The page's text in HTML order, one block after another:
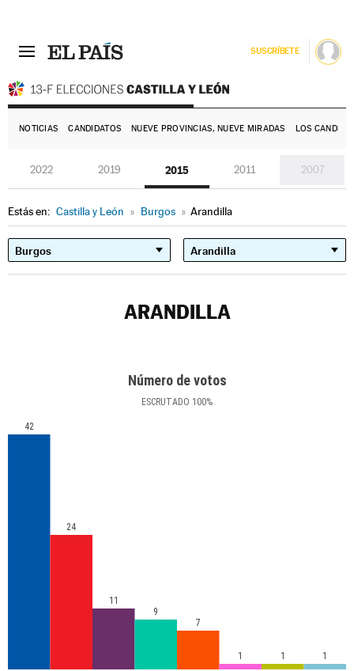
SUSCRÍBETE
NOTICIAS CANDIDATOS NUEVE PROVINCIAS, NUEVE MIRADAS LOS
2022 2019 2015 2011 2007
Estás en: Castilla y León » Burgos » Arandilla
ARANDILLA
Número de votos
ESCRUTADO 100%
42
24
11
9
7
1 1 1